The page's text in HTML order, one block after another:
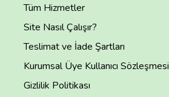
Tüm Hizmetler
Site Nasıl Çalışır?
Teslimat ve İade Şartları
Kurumsal Üye Kullanıcı Sözleşmesi
Gizlilik Politikası